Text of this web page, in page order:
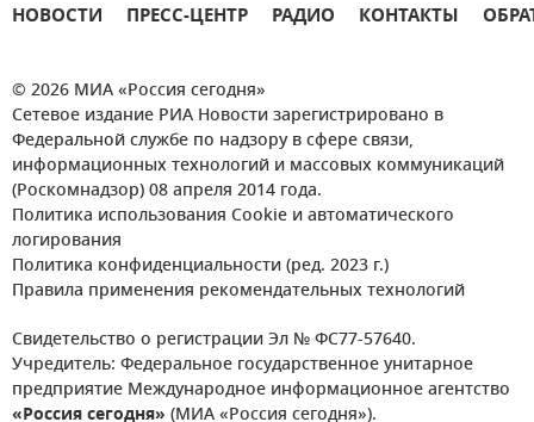
НОВОСТИ ПРЕСС-ЦЕНТР РАДИО КОНТАКТЫ
© 2026 МИА «Россия сегодня»
Сетевое издание РИА Новости зарегистрировано в
Федеральной службе по надзору в сфере связи,
информационных технологий и массовых коммуникаций
(Роскомнадзор) 08 апреля 2014 года.
Политика использования Cookie и автоматического
логирования
Политика конфиденциальности (ред. 2023 г.)
Правила применения рекомендательных технологий
Свидетельство о регистрации Эл № ФС77-57640.
Учредитель: Федеральное государственное унитарное
предприятие Международное информационное агентство
«Россия сегодня» (МИА «Россия сегодня»).